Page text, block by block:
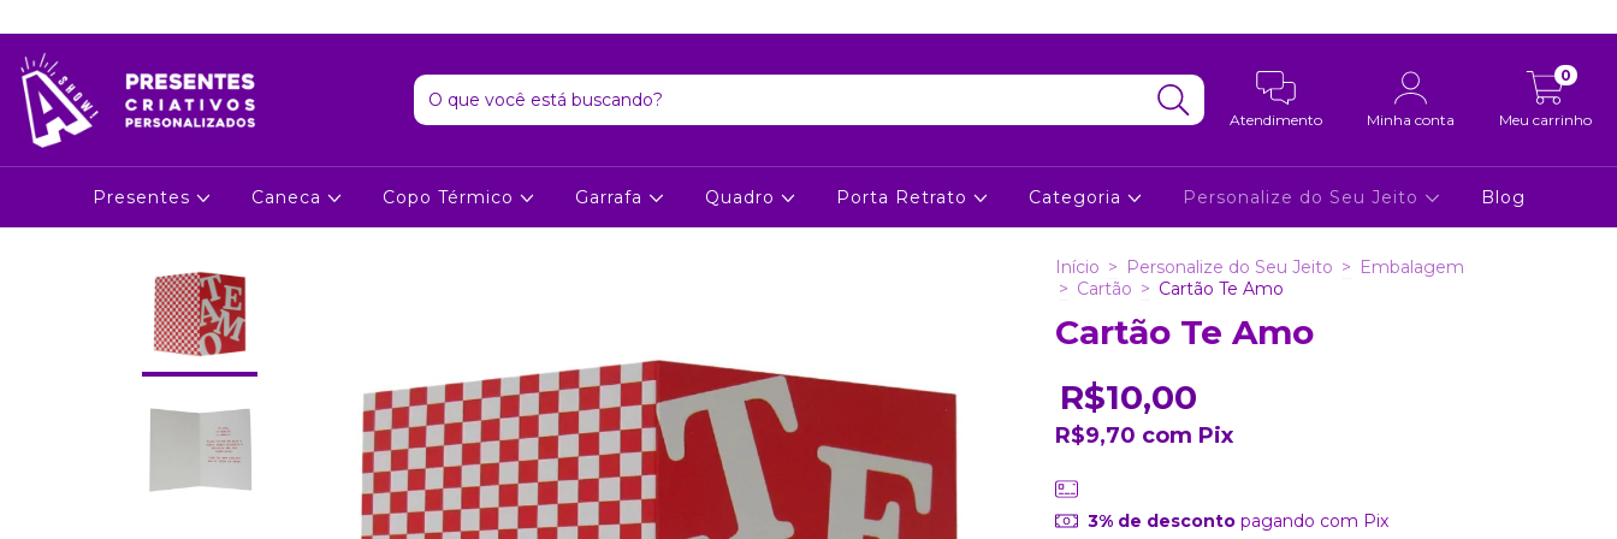
Atendimento Minha conta Meu carrinho
0
Presentes Caneca Copo Térmico Garrafa Quadro Porta Retrato Categoria Personalize do Seu Jeito Blog
Início > Personalize do Seu Jeito > Embalagem
> Cartão > Cartão Te Amo
Cartão Te Amo
R$10,00
R$9,70 com Pix
3% de descontopagando com Pix